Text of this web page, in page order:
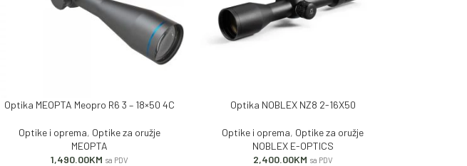
DODAJ U KORPU
Optika MEOPTA Meopro R6 3 – 18×50 4C
Optike i oprema, Optike za oružje
MEOPTA
1,490.00KM sa PDV
DODAJ U KORPU
Optika NOBLEX NZ8 2-16X50
Optike i oprema, Optike za oružje
NOBLEX E-OPTICS
2,400.00KM sa PDV